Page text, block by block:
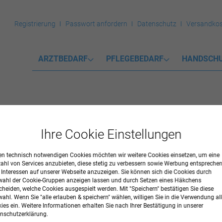
Registrierung Passwort anfordern Datenschutz
ARZTBEDARF PFLEGEBEDARF
MyClean DS
Noro-Viren wirksam, Aldehyd- und parfümfrei.
ohne Sprühkopf
Ihre Cookie Einstellungen
technisch notwendigen Cookies möchten wir weitere Cookies einsetzen, um eine
von Services anzubieten, diese stetig zu verbessern sowie Werbung
Interessen auf unserer Webseite anzuzeigen. Sie können sich die Cookies durch
der Cookie-Gruppen anzeigen lassen und durch Setzen eines Häkchens
welche Cookies ausgespielt werden. Mit "Speichern" bestätigen Sie diese
Wenn Sie "alle erlauben & speichern" wählen, willigen Sie in die Verwendung
ein. Weitere Informationen erhalten Sie nach Ihrer Bestätigung in unserer